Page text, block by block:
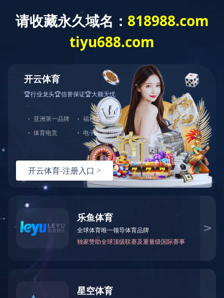
合作伙伴
合作伙伴
PARTNERS
官方微信
Copyright © 华体在线登录入口-华体（中国） .